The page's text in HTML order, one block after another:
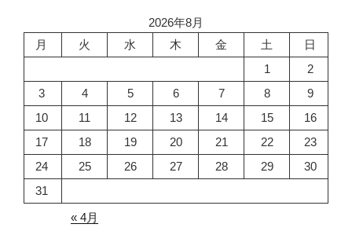
2026年8月
月
火 水 木 金 土
日
1
2
3
4 5 6 7 8
9
10
11 12 13 14 15
16
17
18 19 20 21 22
23
24
25 26 27 28 29
30
31
« 4月